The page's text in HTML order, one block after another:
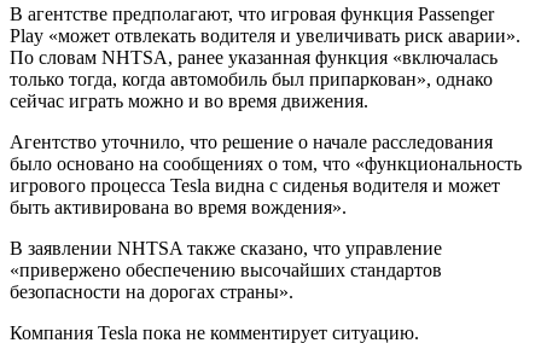
В агентстве предполагают, что игровая функция Passenger
Play «может отвлекать водителя и увеличивать риск аварии».
По словам NHTSA, ранее указанная функция «включалась
только тогда, когда автомобиль был припаркован», однако
сейчас играть можно и во время движения.
Агентство уточнило, что решение о начале расследования
было основано на сообщениях о том, что «функциональность
игрового процесса Tesla видна с сиденья водителя и может
быть активирована во время вождения».
В заявлении NHTSA также сказано, что управление
«привержено обеспечению высочайших стандартов
безопасности на дорогах страны».
Компания Tesla пока не комментирует ситуацию.